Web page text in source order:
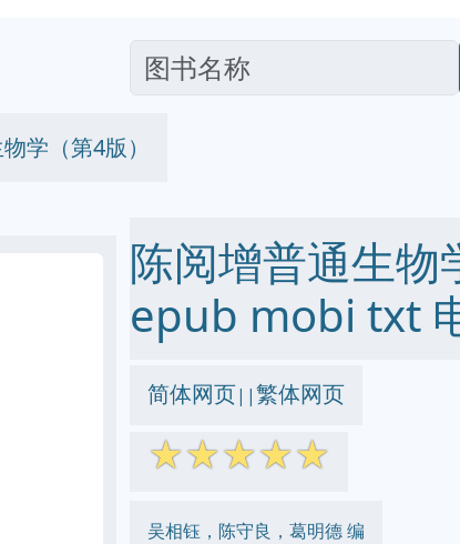
学（第4版）
陈阅增普通生
epub mobi txt
简体网页||繁体网页
☆☆☆☆☆
吴相钰，陈守良，葛明德 编